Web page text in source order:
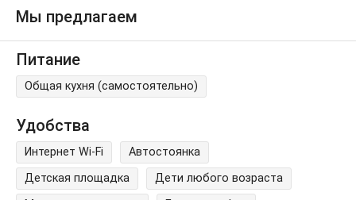
Мы предлагаем
Питание
Общая кухня (самостоятельно)
Удобства
Интернет Wi-Fi
Автостоянка
Детская площадка
Дети любого возраста